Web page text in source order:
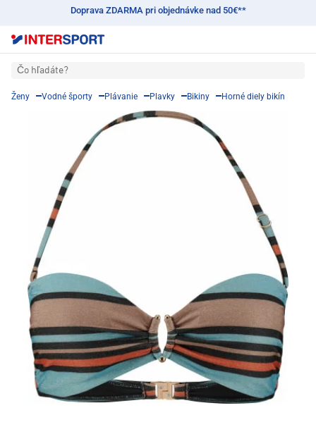
Doprava ZDARMA pri objednávke nad 50€**
Čo hľadáte?
Ženy Vodné športy Plávanie Plavky Bikiny Horné diely bikín